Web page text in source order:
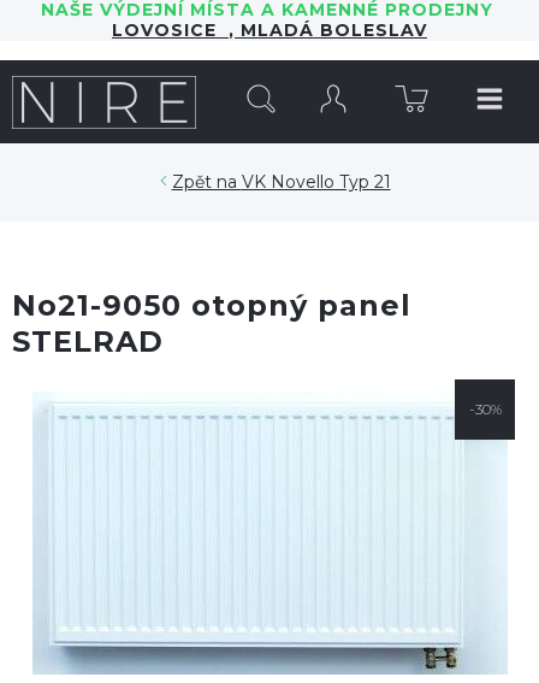
NAŠE VÝDEJNÍ MÍSTA A KAMENNÉ PRODEJNY
LOVOSICE , MLADÁ BOLESLAV
VK Novello Typ 21
No21-9050 otopný panel
STELRAD
-30%